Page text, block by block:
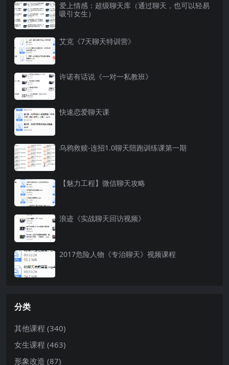
爱上情感：超级聊天库（通过聊天，也可以轻易
吸引女生）
艾克《7天聊天特训营》
许诺有话说《一对一私教班》
快速恋爱聊天课
乌鸦救赎-连招1.0聊天陪跑训练课第一期
【魅力工程】微信聊天攻略
浪迹《实战聊天回访视频》
2017危险人物《专治聊天》视频课程
分类
其他课程 (340)
女生课程 (463)
形象改造 (87)